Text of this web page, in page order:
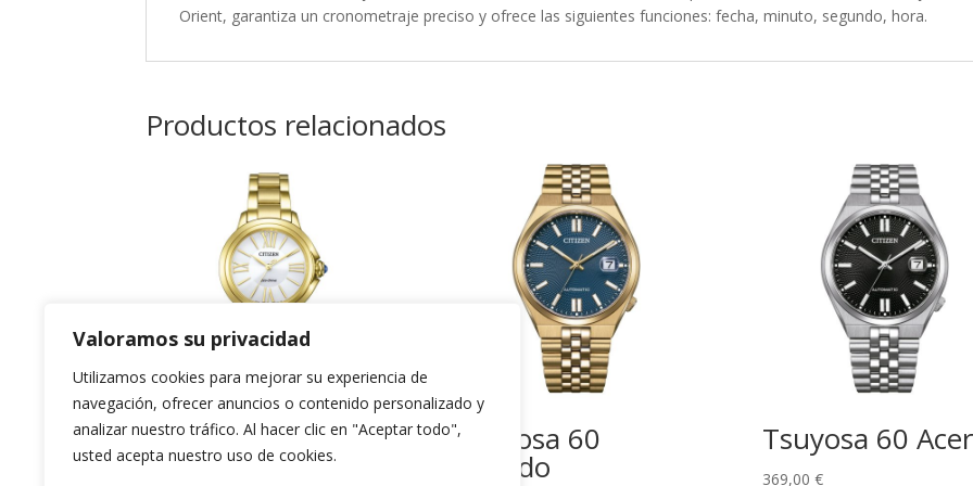
Valoramos su privacidad
Utilizamos cookies para mejorar su experiencia de
navegación, ofrecer anuncios o contenido personalizado y
analizar nuestro tráfico. Al hacer clic en "Aceptar todo",
usted acepta nuestro uso de cookies.
Orient, garantiza un cronometraje preciso y ofrece las siguientes funciones:fecha, minuto, segundo, hora.
Productos relacionados
Citizen Lady Tsuyosa 60
Dorado
Tsuyosa 60
369,00 €